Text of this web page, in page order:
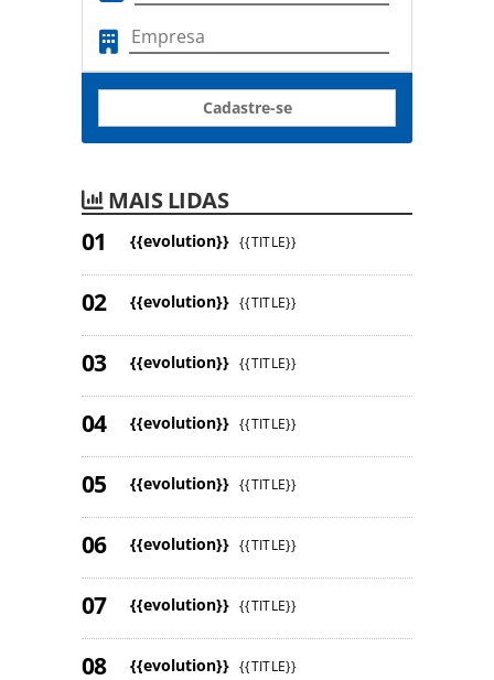
Cadastre-se
MAIS LIDAS
{{evolution}} {{TITLE}}
{{evolution}} {{TITLE}}
{{evolution}} {{TITLE}}
{{evolution}} {{TITLE}}
{{evolution}} {{TITLE}}
{{evolution}} {{TITLE}}
{{evolution}} {{TITLE}}
{{evolution}} {{TITLE}}